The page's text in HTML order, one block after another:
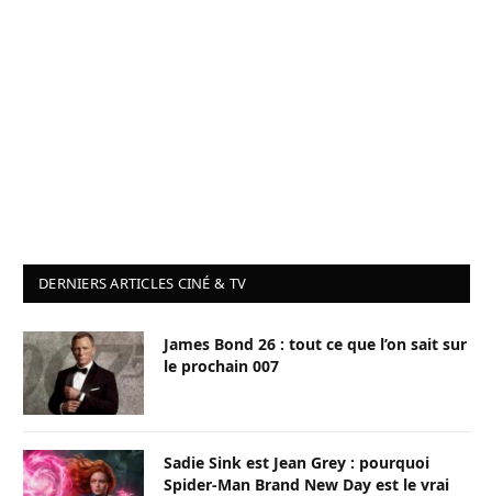
DERNIERS ARTICLES CINÉ & TV
James Bond 26 : tout ce que l’on sait sur
le prochain 007
Sadie Sink est Jean Grey : pourquoi
Spider-Man Brand New Day est le vrai